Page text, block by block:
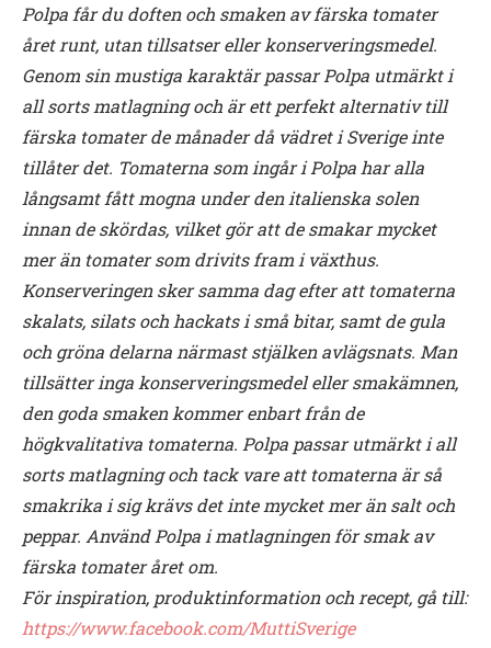
Polpa får du doften och smaken av färska tomater
året runt, utan tillsatser eller konserveringsmedel.
Genom sin mustiga karaktär passar Polpa utmärkt i
all sorts matlagning och är ett perfekt alternativ till
färska tomater de månader då vädret i Sverige inte
tillåter det. Tomaterna som ingår i Polpa har alla
långsamt fått mogna under den italienska solen
innan de skördas, vilket gör att de smakar mycket
mer än tomater som drivits fram i växthus.
Konserveringen sker samma dag efter att tomaterna
skalats, silats och hackats i små bitar, samt de gula
och gröna delarna närmaststjälken avlägsnats. Man
tillsätter inga konserveringsmedel eller smakämnen,
den goda smaken kommerenbart från de
högkvalitativa tomaterna. Polpa passar utmärkt i all
sorts matlagning och tack vare att tomaterna är så
smakrika i sig krävs det intemycket mer än salt och
peppar. Använd Polpa i matlagningen för smak av
färska tomater året om.
För inspiration, produktinformation och recept, gå till:
https://www.facebook.com/MuttiSverige